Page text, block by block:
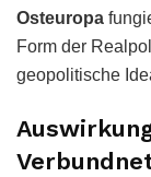
Osteuropa
Form der
geopolitische